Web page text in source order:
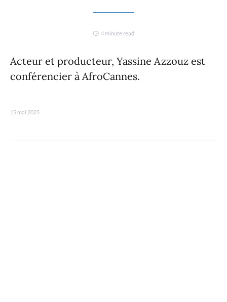
4 minute read
Acteur et producteur, Yassine Azzouz est
conférencier à AfroCannes.
15 mai 2025